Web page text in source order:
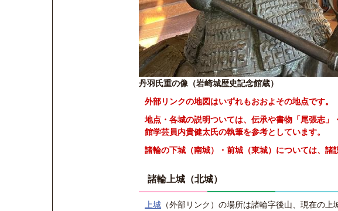
丹羽氏重の像（岩崎城歴史記念館蔵）
外部リンクの地図はいずれもおおよその地点です。
地点・各城の説明ついては、伝承や書物「尾張志
館学芸員内貴健太氏の執筆を参考としています。
諸輪の下城（南城）・前城（東城） については、諸
諸輪上城（北城）
上城 （外部リンク） の場所は諸輪字後山、現在の上